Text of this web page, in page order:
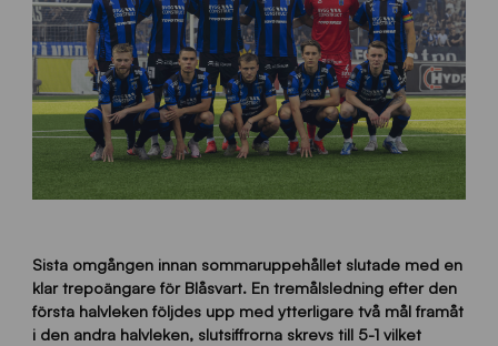
Sista omgången innan sommaruppehållet slutade med en
klar trepoängare för Blåsvart. En tremålsledning efter den
första halvleken följdes upp med ytterligare två mål framåt
i den andra halvleken, slutsiffrorna skrevs till 5-1 vilket